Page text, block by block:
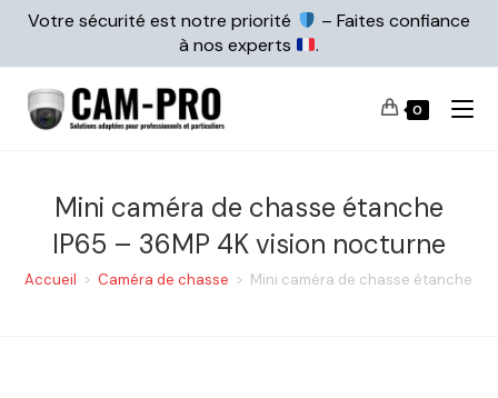
Votre sécurité est notre priorité
– Faites confiance
à nos experts
.
0
Mini caméra de chasse étanche
IP65 – 36MP 4K vision nocturne
Accueil > Caméra de chasse > Mini caméra de chasse étanche